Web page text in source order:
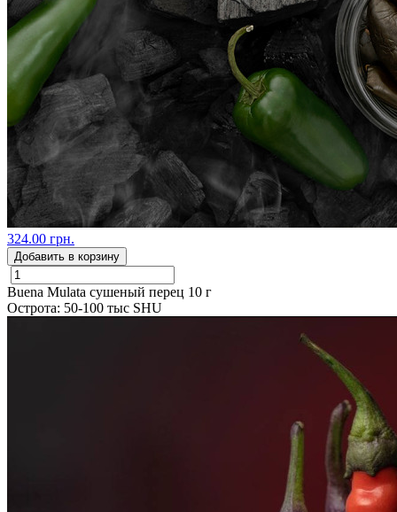
324.00 грн.
Добавить в корзину
Buena Mulata сушеный перец 10 г
Острота: 50-100 тыс SHU